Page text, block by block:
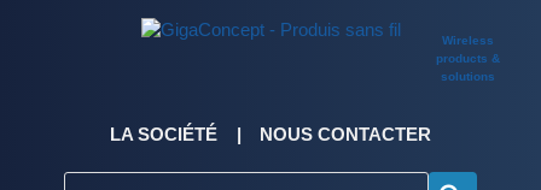
Wireless
products &
solutions
LA SOCIÉTÉ NOUS CONTACTER